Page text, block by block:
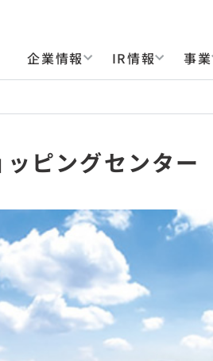
企業情報 IR情報 事業
ピングセンター